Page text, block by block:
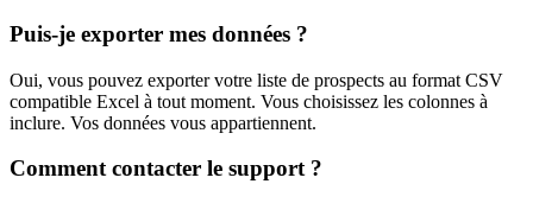
Puis-je exporter mes données ?
Oui, vous pouvez exporter votre liste de prospects au format CSV
compatible Excel à tout moment. Vous choisissez les colonnes à
inclure. Vos données vous appartiennent.
Comment contacter le support ?